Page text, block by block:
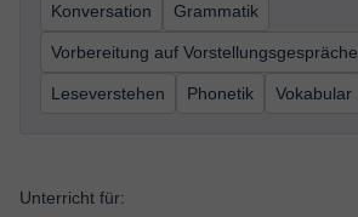
Konversation Grammatik
Vorbereitung auf Vorstellungsgespräche
Leseverstehen Phonetik Vokabular
Unterricht für: